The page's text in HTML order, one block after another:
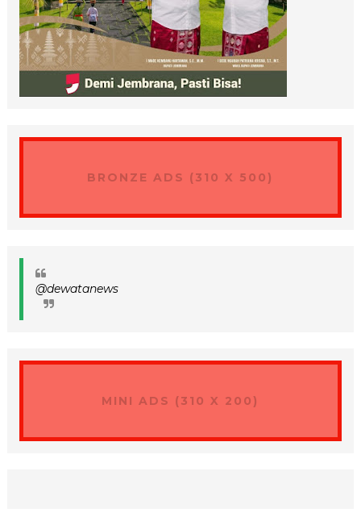
BRONZE ADS (310 X 500)
@dewatanews
MINI ADS (310 X 200)